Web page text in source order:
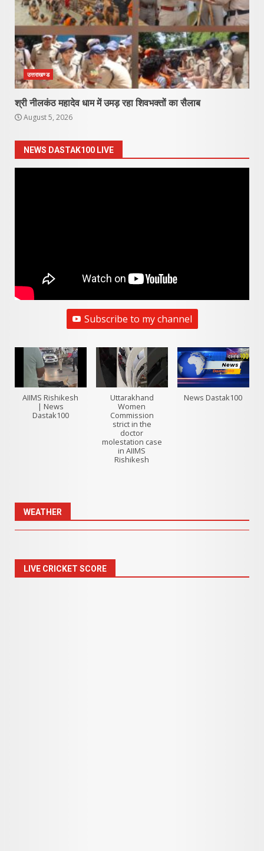
उत्तराखण्ड
श्री नीलकंठ महादेव धाम में उमड़ रहा शिवभक्तों का सैलाब
August 5, 2026
NEWS DASTAK100 LIVE
Subscribe to my channel
AIIMS Rishikesh
| News
Dastak100
Uttarakhand
Women
Commission
strict in the
doctor
molestation case
in AIIMS
Rishikesh
News Dastak100
WEATHER
LIVE CRICKET SCORE